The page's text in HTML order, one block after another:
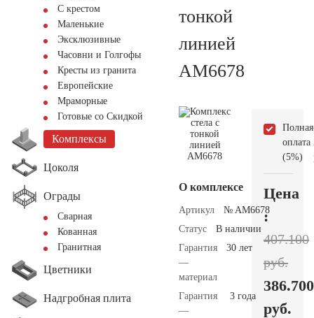
С крестом
Маленькие
Эксклюзивные
Часовни и Голгофы
Кресты из гранита
Европейские
Мраморные
Готовые со Скидкой
Комплексы
Цоколя
Ограды
Сварная
Кованная
Гранитная
Цветники
Надгробная плита
тонкой
линией
AM6678
О комплексе
Артикул
№ AM6678
Статус
В наличии
Гарантия
—
материал
30 лет
Гарантия
—
3 года
Полная
оплата
(5%)
Цена
:
407.100
руб.
386.700
руб.